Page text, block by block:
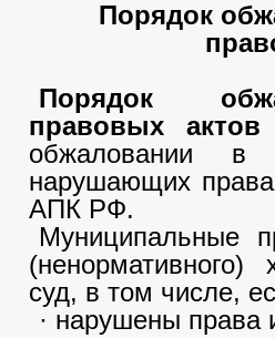
Порядок
Порядок
правовых актов
обжаловании
нарушающих
АПК РФ.
Муниципальные
суд, в том числе,
· нарушены права